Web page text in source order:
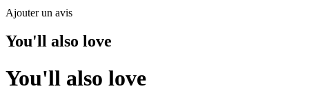
Ajouter un avis
You'll also love
You'll also love